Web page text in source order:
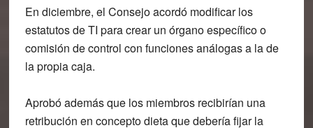
En diciembre, el Consejo acordó modificar los
estatutos de TI para crear un órgano específico o
comisión de control con funciones análogas a la de
la propia caja.
Aprobó además que los miembros recibirían una
retribución en concepto dieta que debería fijar la